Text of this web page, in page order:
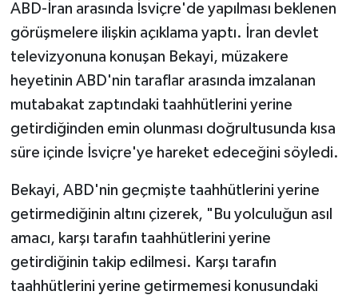
ABD-İran arasında İsviçre'de yapılması beklenen
görüşmelere ilişkin açıklama yaptı. İran devlet
televizyonuna konuşan Bekayi, müzakere
heyetinin ABD'nin taraflar arasında imzalanan
mutabakat zaptındaki taahhütlerini yerine
getirdiğinden emin olunması doğrultusunda kısa
süre içinde İsviçre'ye hareket edeceğini söyledi.
Bekayi, ABD'nin geçmişte taahhütlerini yerine
getirmediğinin altını çizerek, "Bu yolculuğun asıl
amacı, karşı tarafın taahhütlerini yerine
getirdiğinin takip edilmesi. Karşı tarafın
taahhütlerini yerine getirmemesi konusundaki